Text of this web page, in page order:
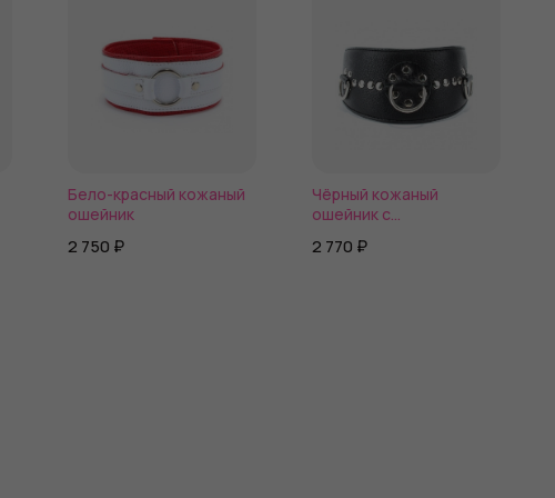
Бело-красный кожаный
ошейник
2 750 ₽
Чёрный кожаный
ошейник с
клёпками
2 770 ₽